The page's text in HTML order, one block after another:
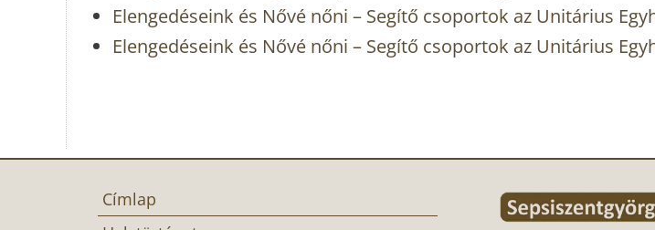
Elengedéseink és Nővé nőni – Segítő csoportok az Unitárius
Elengedéseink és Nővé nőni – Segítő csoportok az Unitárius
Címlap